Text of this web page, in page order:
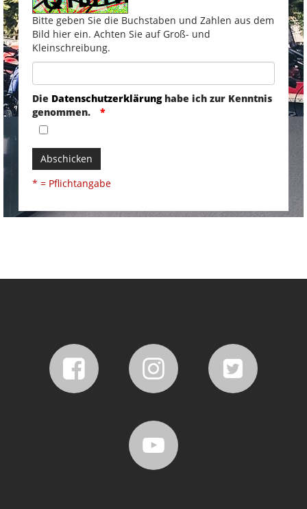
Bitte geben Sie die Buchstaben und Zahlen aus dem
Bild hier ein. Achten Sie auf Groß- und
Kleinschreibung.
Die Datenschutzerklärunghabe ich zur Kenntnis
genommen.
Abschicken
* = Pflichtangabe